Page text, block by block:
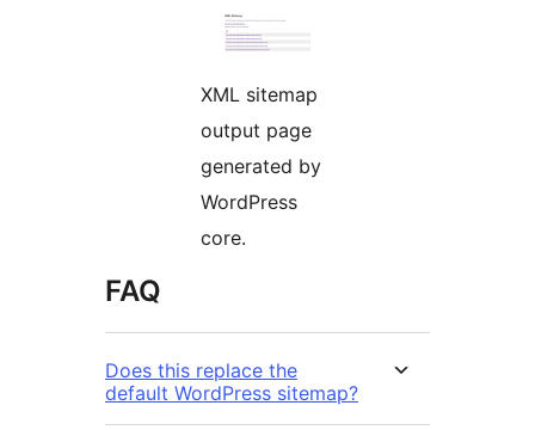
XML sitemap
output page
generated by
WordPress
core.
FAQ
Does this replace the
default WordPress sitemap?